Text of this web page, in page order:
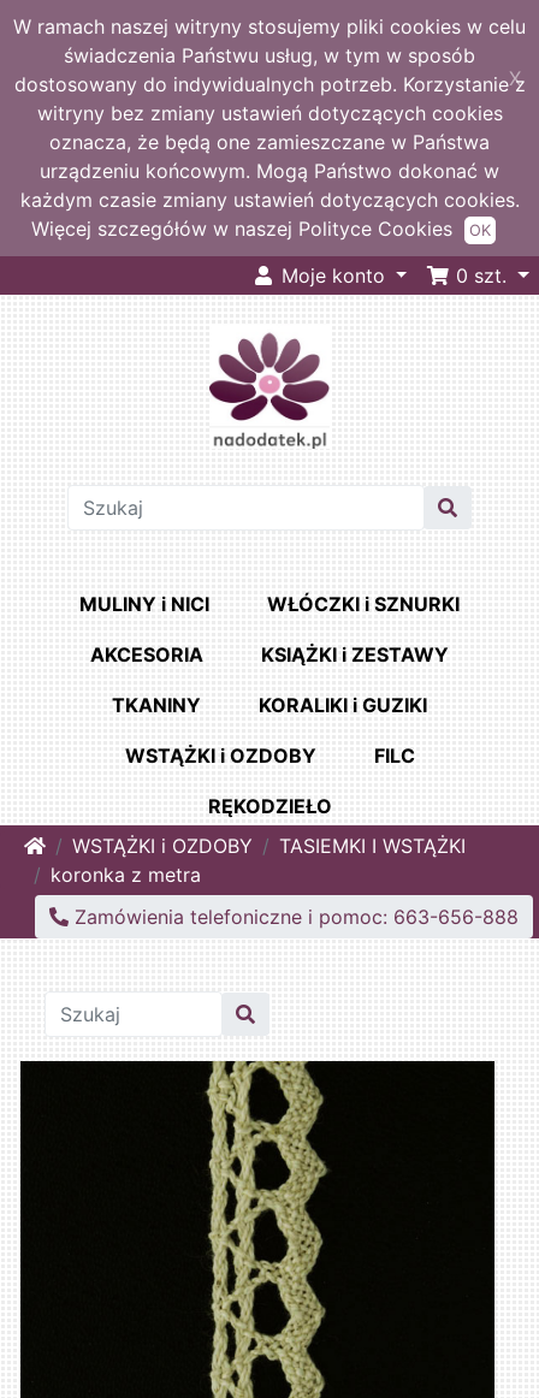
W ramach naszej witryny stosujemy pliki cookies w celu
świadczenia Państwu usług, w tym w sposób
dostosowany do indywidualnych potrzeb. Korzystanie z
witryny bez zmiany ustawień dotyczących cookies
oznacza, że będą one zamieszczane w Państwa
urządzeniu końcowym. Mogą Państwo dokonać w
każdym czasie zmiany ustawień dotyczących cookies.
Więcej szczegółów w naszej Polityce Cookies
X
OK
Moje konto 0 szt.
MULINY i NICI WŁÓCZKI i SZNURKI
AKCESORIA KSIĄŻKI i ZESTAWY
TKANINY KORALIKI i GUZIKI
WSTĄŻKI i OZDOBY FILC
RĘKODZIEŁO
HomeWSTĄŻKI i OZDOBY
TASIEMKI I WSTĄŻKI
koronka z metra
Zamówienia telefoniczne i pomoc: 663-656-888